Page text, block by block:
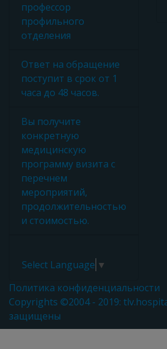
профессор
профильного
отделения
Ответ на обращение
поступит в срок от 1
часа до 48 часов.
Вы получите
конкретную
медицинскую
программу визита с
перечнем
мероприятий,
продолжительностью
и стоимостью.
Select Language ▼
Политика конфиденциальности
Copyrights ©2004 - 2019:
защищены